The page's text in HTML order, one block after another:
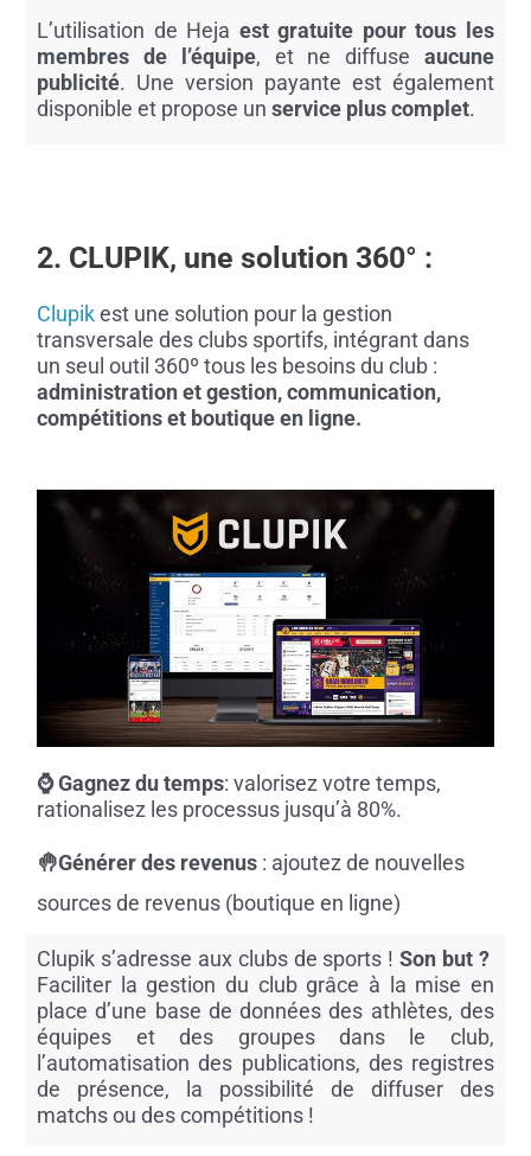
L’utilisation de Heja est gratuite pour tous les
membres de l’équipe, et ne diffuse aucune
publicité. Une version payante est également
disponible et propose unservice plus complet.
2. CLUPIK, une solution 360° :
Clupikest une solution pour la gestion
transversale des clubs sportifs, intégrant dans
un seul outil 360º tous les besoins du club :
administration et gestion, communication,
compétitions et boutique en ligne.
⌚Gagnez du temps: valorisezvotre temps,
rationalisez les processus jusqu’à 80%.
🤚Générer des revenus : ajoutez de nouvelles
sources de revenus (boutique en ligne)
Clupik s’adresse aux clubs de sports !Son but ?
Faciliter la gestion du club grâce à la mise en
place d’une base de données des athlètes, des
équipes et des groupes dans le club,
l’automatisation des publications, des registres
de présence, la possibilité de diffuser des
matchs ou des compétitions !